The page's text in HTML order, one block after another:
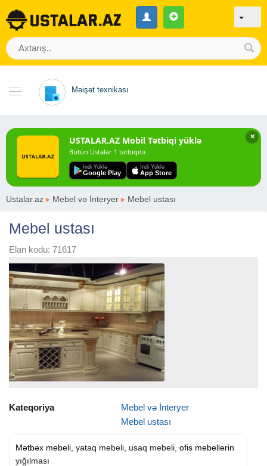
Məişət texnikası
✕
USTALAR.AZ Mobil Tətbiqi yüklə
Bütün Ustalar 1 tətbiqdə
Indi Yüklə
Google Play
Indi Yüklə
App Store
Ustalar.az ▸ Mebel və İnteryer ▸ Mebel ustası
Mebel ustası
Elan kodu: 71617
Kateqoriya
Mebel və İnteryer
Mebel ustası
Mətbəx mebeli , yataq mebeli, usaq mebeli, ofis mebellerin
yığılması